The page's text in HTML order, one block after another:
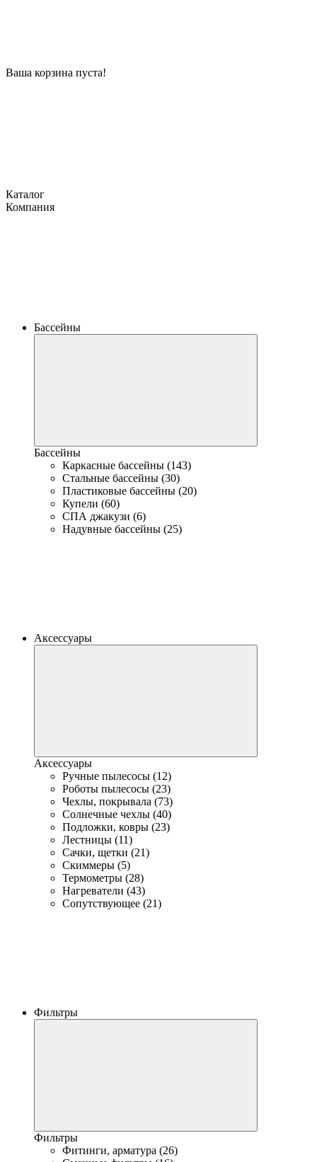
Ваша корзина пуста!
Каталог
Компания
Бассейны
Бассейны
Каркасные бассейны (143)
Стальные бассейны (30)
Пластиковые бассейны (20)
Купели (60)
СПА джакузи (6)
Надувные бассейны (25)
Аксессуары
Аксессуары
Ручные пылесосы (12)
Роботы пылесосы (23)
Чехлы, покрывала (73)
Солнечные чехлы (40)
Подложки, ковры (23)
Лестницы (11)
Сачки, щетки (21)
Скиммеры (5)
Термометры (28)
Нагреватели (43)
Сопутствующее (21)
Фильтры
Фильтры
Фитинги, арматура (26)